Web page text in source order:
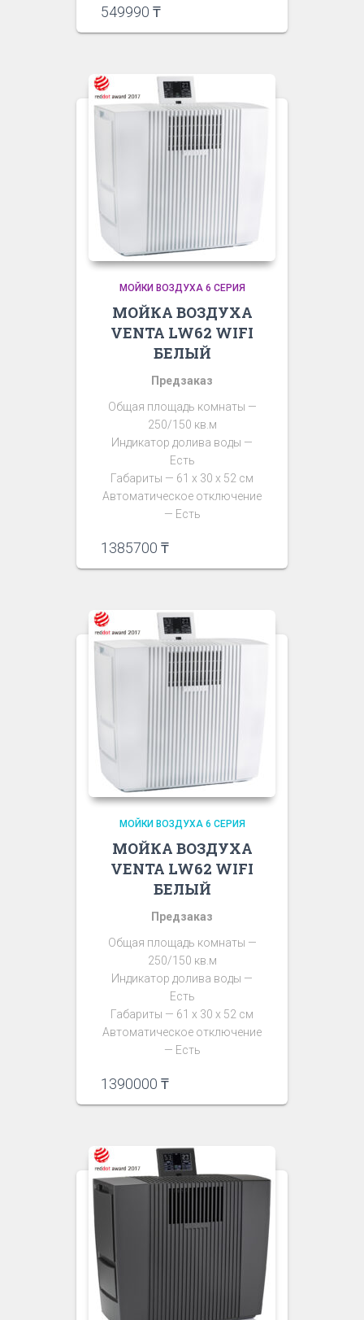
549990 ₸
МОЙКИ ВОЗДУХА 6 СЕРИЯ
МОЙКА ВОЗДУХА
VENTA LW62 WIFI
БЕЛЫЙ
Предзаказ
Общая площадь комнаты —
250/150 кв.м
Индикатор долива воды —
Есть
Габариты — 61 х 30 х 52 см
Автоматическое отключение
— Есть
1385700 ₸
МОЙКИ ВОЗДУХА 6 СЕРИЯ
МОЙКА ВОЗДУХА
VENTA LW62 WIFI
БЕЛЫЙ
Предзаказ
Общая площадь комнаты —
250/150 кв.м
Индикатор долива воды —
Есть
Габариты — 61 х 30 х 52 см
Автоматическое отключение
— Есть
1390000 ₸